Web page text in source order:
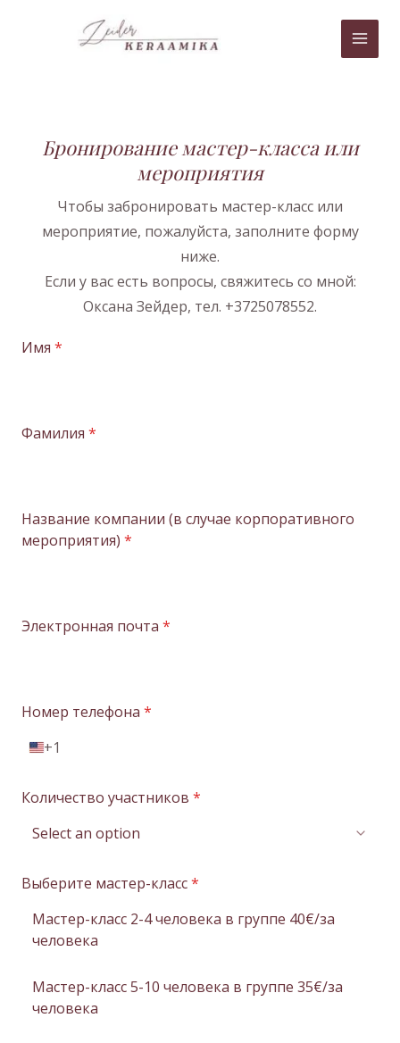
Бронирование мастер-класса или
мероприятия
Чтобы забронировать мастер-класс или
мероприятие, пожалуйста, заполните форму
ниже.
Если у вас есть вопросы, свяжитесь со мной:
Оксана Зейдер, тел. +3725078552.
Имя *
Фамилия *
Название компании (в случае корпоративного
мероприятия) *
Электронная почта *
Номер телефона *
U
i
e
t
a
t
e
+
1
+1
Количество участников *
Выберите мастер-класс*
Мастер-класс 2-4 человека в группе 40€/за
человека
Мастер-класс 5-10 человека в группе 35€/за
человека